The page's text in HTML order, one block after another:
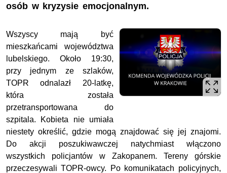
osób w kryzysie emocjonalnym.
Wszyscy mają być
mieszkańcami województwa
lubelskiego. Około 19:30,
przy jednym ze szlaków,
TOPR odnalazł 20-latkę,
która została
przetransportowana do
szpitala. Kobieta nie umiała
niestety określić, gdzie mogą znajdować się jej znajomi.
Do akcji poszukiwawczej natychmiast włączono
wszystkich policjantów w Zakopanem. Tereny górskie
przeczesywali TOPR-owcy. Po komunikatach policyjnych,